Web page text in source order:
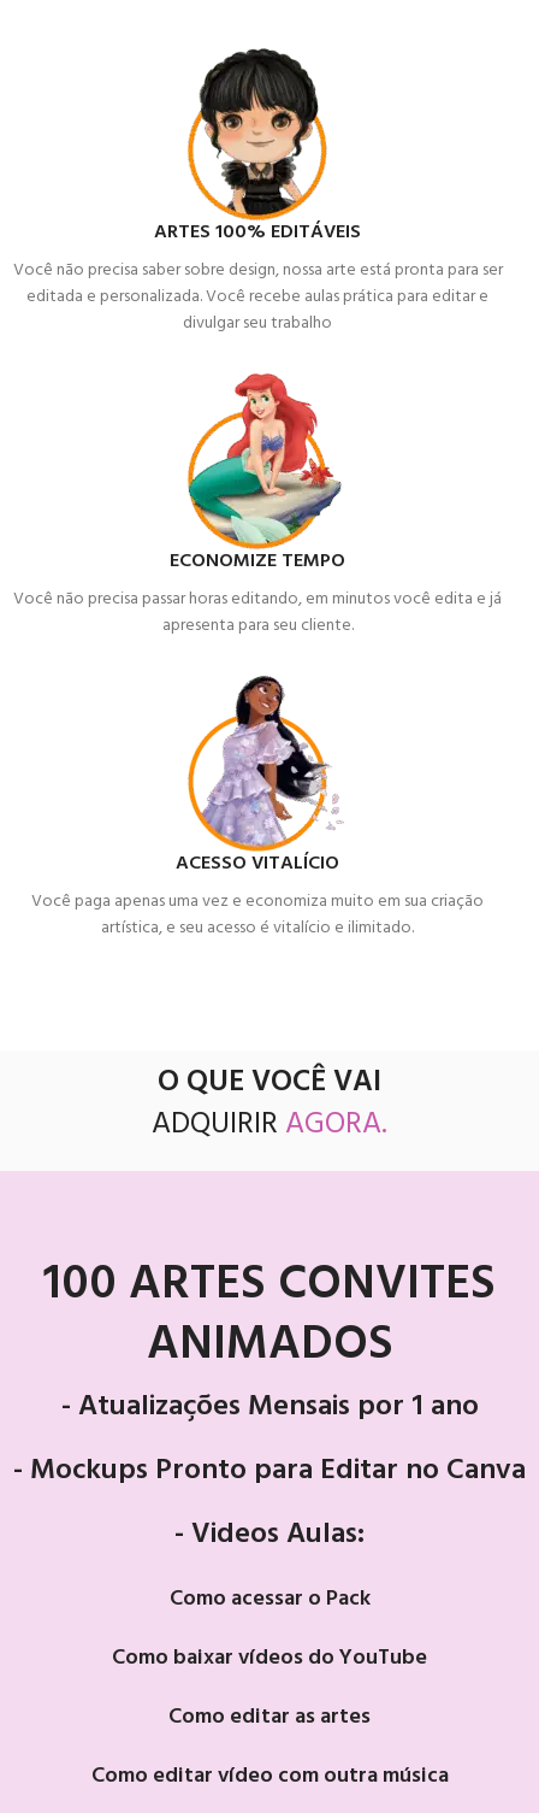
ARTES 100% EDITÁVEIS
Você não precisa saber sobre design, nossa arte está pronta para ser
editada e personalizada. Você recebe aulas prática para editar e
divulgar seu trabalho
ECONOMIZE TEMPO
Você não precisa passar horas editando, em minutos você edita e já
apresenta para seu cliente.
ACESSO VITALÍCIO
Você paga apenas uma vez e economiza muito em sua criação
artística, e seu acesso é vitalício e ilimitado.
O QUE VOCÊ VAI
ADQUIRIR AGORA.
100 ARTES CONVITES
ANIMADOS
- Atualizações Mensais por 1 ano
- Mockups Pronto para Editar no Canva
- Videos Aulas:
Como acessar o Pack
Como baixar vídeos do YouTube
Como editar as artes
Como editar vídeo com outra música